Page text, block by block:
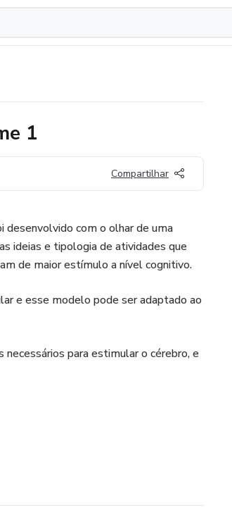
1
Compartilhar
desenvolvido com o olhar de uma
ideias e tipologia de atividades que
de maior estímulo a nível cognitivo.
e esse modelo pode ser adaptado ao
para estimular o cérebro, e